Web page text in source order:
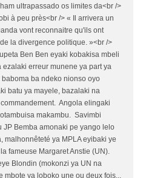
ultrapassado os limites da<br />
à peu près<br /> « Il arrivera un
vont reconnaitre qu'ils ont
la divergence politique. »<br />
Ben Ben eyaki kobakisa mbeli
erreur munene ya part ya
ba ndeko nionso oyo
batu ya mayele, bazalaki na
Angola elingaki
makambu. Savimbi
JP Bemba amonaki pe yango lelo
malhonnêteté ya MPLA eyibaki ye
fameuse Margaret Anstie (UN).
Blondin (mokonzi ya UN na
ya loboko une ou deux fois...